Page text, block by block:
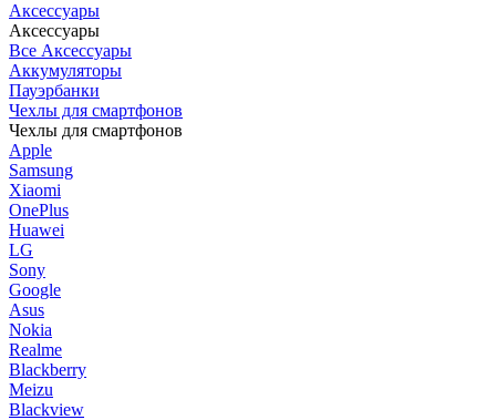
Аксессуары
Аксессуары
Все Аксессуары
Аккумуляторы
Пауэрбанки
Чехлы для смартфонов
Чехлы для смартфонов
Apple
Samsung
Xiaomi
OnePlus
Huawei
LG
Sony
Google
Asus
Nokia
Realme
Blackberry
Meizu
Blackview